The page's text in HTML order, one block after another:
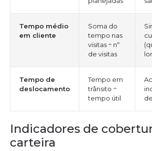
Tempo médio
em cliente
Soma do
tempo nas
visitas ÷ nº
de visitas
Tempo de
deslocamento
Tempo em
trânsito ÷
tempo útil
Indicadores de
carteira